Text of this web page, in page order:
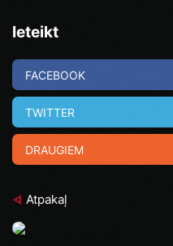
Ieteikt
FACEBOOK
TWITTER
DRAUGIEM
Atpakaļ